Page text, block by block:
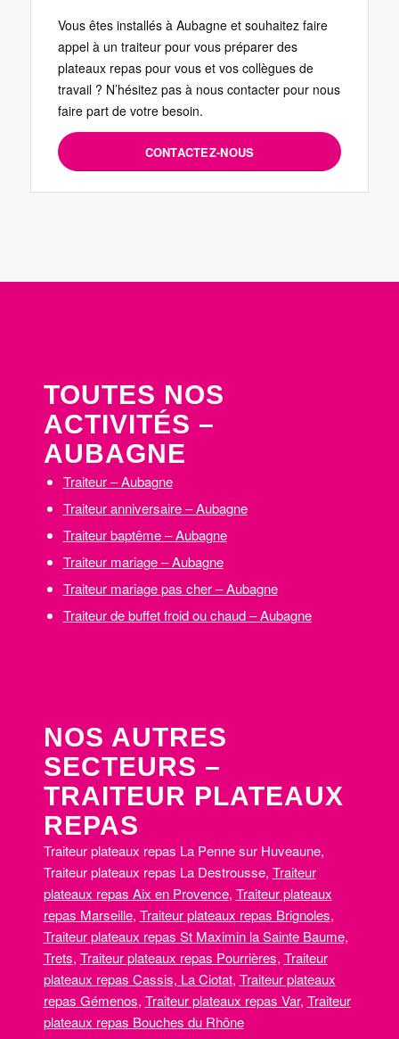
Vous êtes installés à Aubagne et souhaitez faire
appel à un traiteur pour vous préparer des
plateaux repas pour vous et vos collègues de
travail ? N’hésitez pas à nous contacter pour nous
faire part de votre besoin.
CONTACTEZ-NOUS
TOUTES NOS
ACTIVITÉS –
AUBAGNE
Traiteur – Aubagne
Traiteur anniversaire – Aubagne
Traiteur baptême – Aubagne
Traiteur mariage – Aubagne
Traiteur mariage pas cher – Aubagne
Traiteur de buffet froid ou chaud – Aubagne
NOS AUTRES
SECTEURS –
TRAITEUR PLATEAUX
REPAS
Traiteur plateaux repas La Penne sur Huveaune,
Traiteur plateaux repas La Destrousse, Traiteur
plateaux repas Aix en Provence, Traiteur plateaux
repas Marseille, Traiteur plateaux repas Brignoles,
Traiteur plateaux repas St Maximin la Sainte Baume,
Trets, Traiteur plateaux repas Pourrières, Traiteur
plateaux repas Cassis, La Ciotat, Traiteur plateaux
repas Gémenos, Traiteur plateaux repas Var, Traiteur
plateaux repas Bouches du Rhône